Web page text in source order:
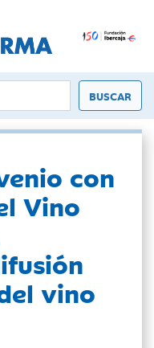
con
Vino
vino